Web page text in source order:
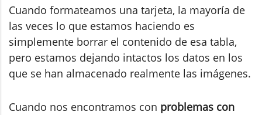
Cuando formateamos una tarjeta, la mayoría de
las veces lo que estamos haciendo es
simplemente borrar el contenido de esa tabla,
pero estamos dejando intactos los datos en los
que se han almacenado realmente las imágenes.
Cuando nos encontramos con problemas con